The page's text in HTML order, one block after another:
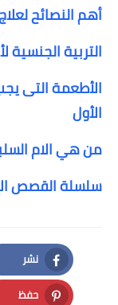
أهم النصائح
التربية الجنسية
الأطعمة التى
الأول
من هي الام
سلسلة القصص
نشر
Facebook
حفظ